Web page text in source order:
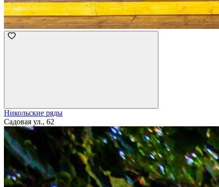
Никольские ряды
Садовая ул., 62